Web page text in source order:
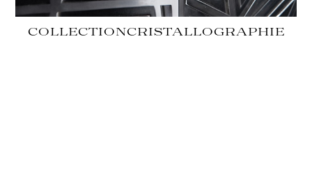
COLLECTIONCRISTALLOGRAPHIE